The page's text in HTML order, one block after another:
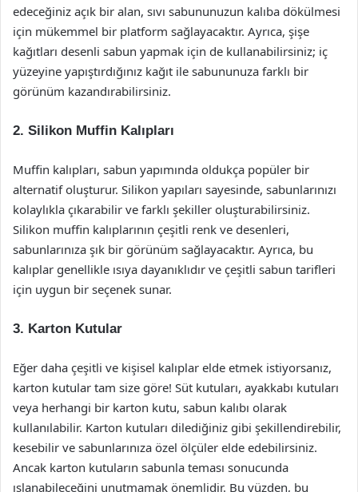
edeceğiniz açık bir alan, sıvı sabununuzun kalıba dökülmesi
için mükemmel bir platform sağlayacaktır. Ayrıca, şişe
kağıtları desenli sabun yapmak için de kullanabilirsiniz; iç
yüzeyine yapıştırdığınız kağıt ile sabununuza farklı bir
görünüm kazandırabilirsiniz.
2. Silikon Muffin Kalıpları
Muffin kalıpları, sabun yapımında oldukça popüler bir
alternatif oluşturur. Silikon yapıları sayesinde, sabunlarınızı
kolaylıkla çıkarabilir ve farklı şekiller oluşturabilirsiniz.
Silikon muffin kalıplarının çeşitli renk ve desenleri,
sabunlarınıza şık bir görünüm sağlayacaktır. Ayrıca, bu
kalıplar genellikle ısıya dayanıklıdır ve çeşitli sabun tarifleri
için uygun bir seçenek sunar.
3. Karton Kutular
Eğer daha çeşitli ve kişisel kalıplar elde etmek istiyorsanız,
karton kutular tam size göre! Süt kutuları, ayakkabı kutuları
veya herhangi bir karton kutu, sabun kalıbı olarak
kullanılabilir. Karton kutuları dilediğiniz gibi şekillendirebilir,
kesebilir ve sabunlarınıza özel ölçüler elde edebilirsiniz.
Ancak karton kutuların sabunla teması sonucunda
ıslanabileceğini unutmamak önemlidir. Bu yüzden, bu